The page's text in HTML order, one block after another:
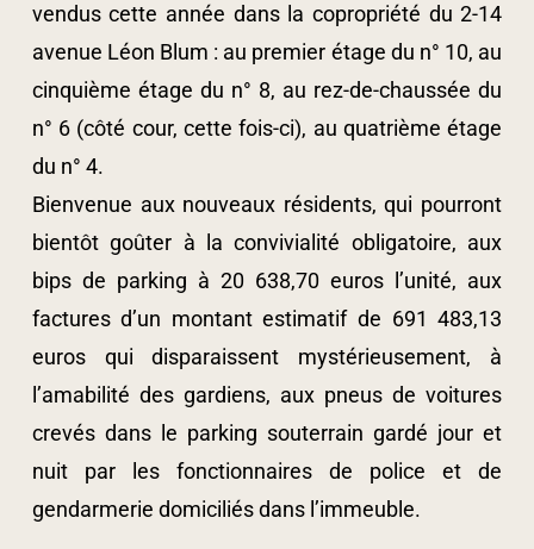
vendus cette année dans la copropriété du 2-14
avenue Léon Blum : au premier étage du n° 10, au
cinquième étage du n° 8, au rez-de-chaussée du
n° 6 (côté cour, cette fois-ci), au quatrième étage
du n° 4.
Bienvenue aux nouveaux résidents, qui pourront
bientôt goûter à la convivialité obligatoire, aux
bips de parking à 20 638,70 euros l’unité, aux
factures d’un montant estimatif de 691 483,13
euros qui disparaissent mystérieusement, à
l’amabilité des gardiens, aux pneus de voitures
crevés dans le parking souterrain gardé jour et
nuit par les fonctionnaires de police et de
gendarmerie domiciliés dans l’immeuble.